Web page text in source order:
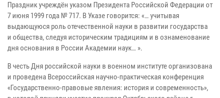
Праздник учреждён указом Президента Российской Федерации от
7 июня 1999 года № 717. В Указе говорится: «… учитывая
выдающуюся роль отечественной науки в развитии государства
и общества, следуя историческим традициям и в ознаменование
дня основания в России Академии наук… ».
В честь Дня российской науки в военном институте организована
и проведена Всероссийская научно-практическая конференция
«Государственно-правовые явления: история и современность»,